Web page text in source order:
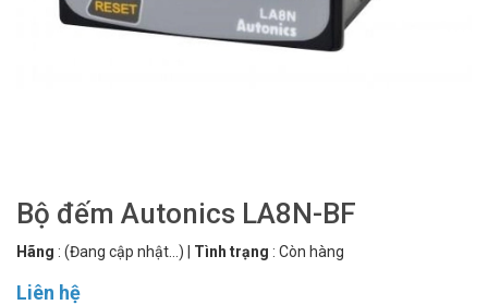
Bộ đếm Autonics LA8N-BF
Hãng : (Đang cập nhật...) Tình trạng : Còn hàng
Liên hệ